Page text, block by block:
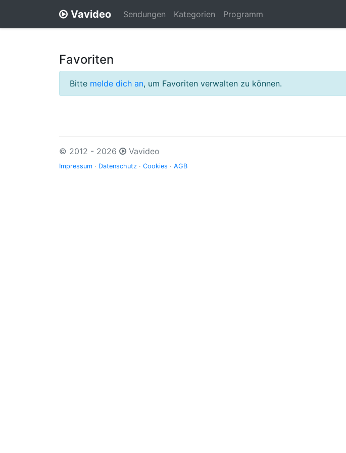
Vavideo Sendungen Kategorien Programm
Favoriten
Bitte melde dich an, um Favoriten verwalten zu können.
© 2012 - 2026 Vavideo
Impressum · Datenschutz · Cookies · AGB